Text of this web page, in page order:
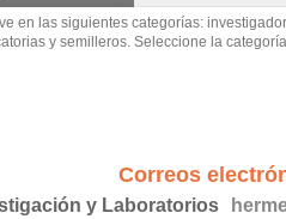
en las siguientes categorías:
y semilleros. Seleccione la
Correos
y Laboratorios